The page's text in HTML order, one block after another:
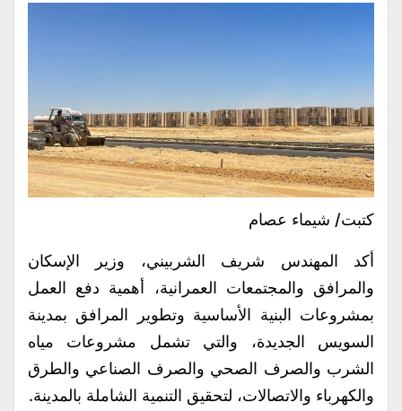
كتبت/ شيماء عصام
أكد المهندس شريف الشربيني، وزير الإسكان
والمرافق والمجتمعات العمرانية، أهمية دفع العمل
بمشروعات البنية الأساسية وتطوير المرافق بمدينة
السويس الجديدة، والتي تشمل مشروعات مياه
الشرب والصرف الصحي والصرف الصناعي والطرق
والكهرباء والاتصالات، لتحقيق التنمية الشاملة بالمدينة.